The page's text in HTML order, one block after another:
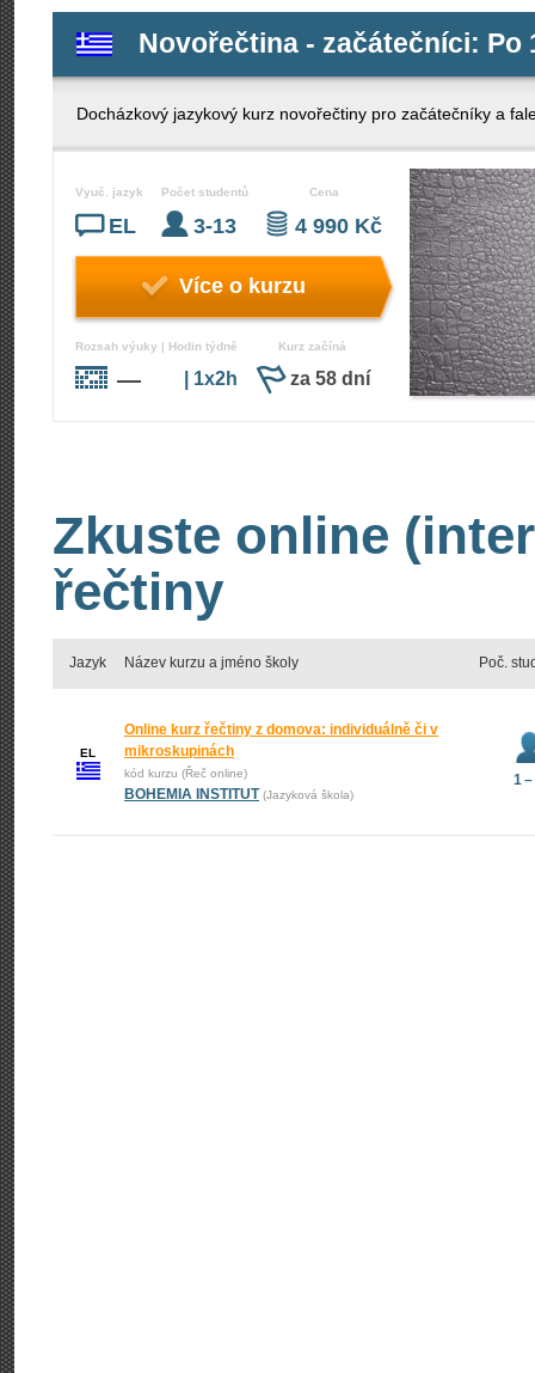
Novořečtina - začátečníci: Po
Docházkový jazykový kurz novořečtiny pro začátečníky a
Vyuč. jazyk
EL
Počet studentů
3-13
Cena
4 990 Kč
Více o kurzu
Rozsah výuky | Hodin týdně
— | 1x2h
Kurz začíná
za 58 dní
Zkuste online
řečtiny
Jazyk Název kurzu a jméno školy Poč.
EL
Online kurz řečtiny z domova: individuálně či v
mikroskupinách
kód kurzu (Řeč online)
BOHEMIA INSTITUT (Jazyková škola)
1